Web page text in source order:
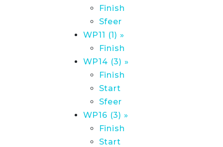
Finish
Sfeer
WP11 (1) »
Finish
WP14 (3) »
Finish
Start
Sfeer
WP16 (3) »
Finish
Start